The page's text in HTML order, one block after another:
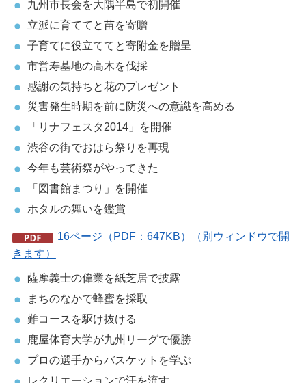
九州市長会を大隅半島で初開催
立派に育ててと苗を寄贈
子育てに役立ててと寄附金を贈呈
市営寿墓地の高木を伐採
感謝の気持ちと花のプレゼント
災害発生時期を前に防災への意識を高める
「リナフェスタ2014」を開催
渋谷の街でおはら祭りを再現
今年も芸術祭がやってきた
「図書館まつり」を開催
ホタルの舞いを鑑賞
16ページ（PDF：647KB）（別ウィンドウで開
きます）
薩摩義士の偉業を紙芝居で披露
まちのなかで蜂蜜を採取
難コースを駆け抜ける
鹿屋体育大学が九州リーグで優勝
プロの選手からバスケットを学ぶ
レクリエーションで汗を流す